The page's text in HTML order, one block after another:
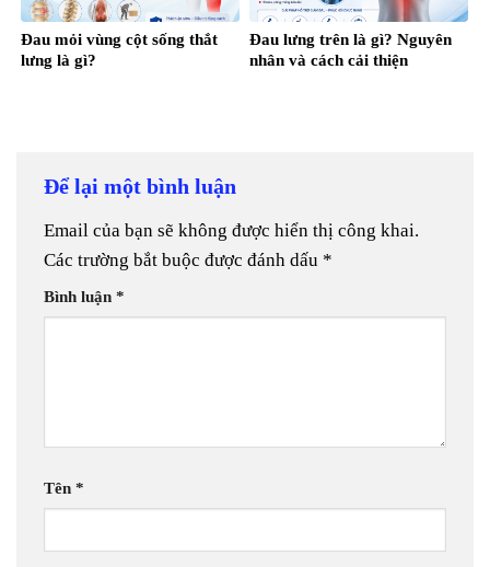
Đau mỏi vùng cột sống thắt
lưng là gì?
Đau lưng trên là gì? Nguyên
nhân và cách cải thiện
Để lại một bình luận
Email của bạn sẽ không được hiển thị công khai.
Các trường bắt buộc được đánh dấu *
Bình luận *
Tên *